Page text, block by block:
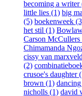
becoming a writer
little lies (1) big
(5) boekenweek
het stil (1)
Carson McCullers
Chimamanda
cissy van
(2)
crusoe's daughter
brown (1)
nicholls (1) david